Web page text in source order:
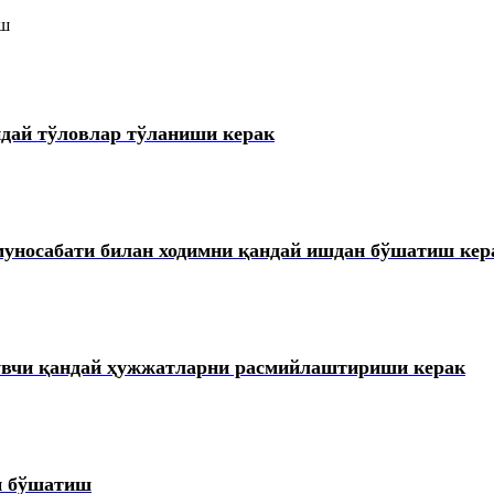
тўғрисидаги вазиятларнинг маълумотлар базаси
базаси
тўғрисидаги вазиятларнинг маълумотлар базаси
маълумотлар базаси
тўловлар тўланиши керак
билан ходимни қандай ишдан бўшатиш
қандай ҳужжатларни расмийлаштириши керак
бўшатиш